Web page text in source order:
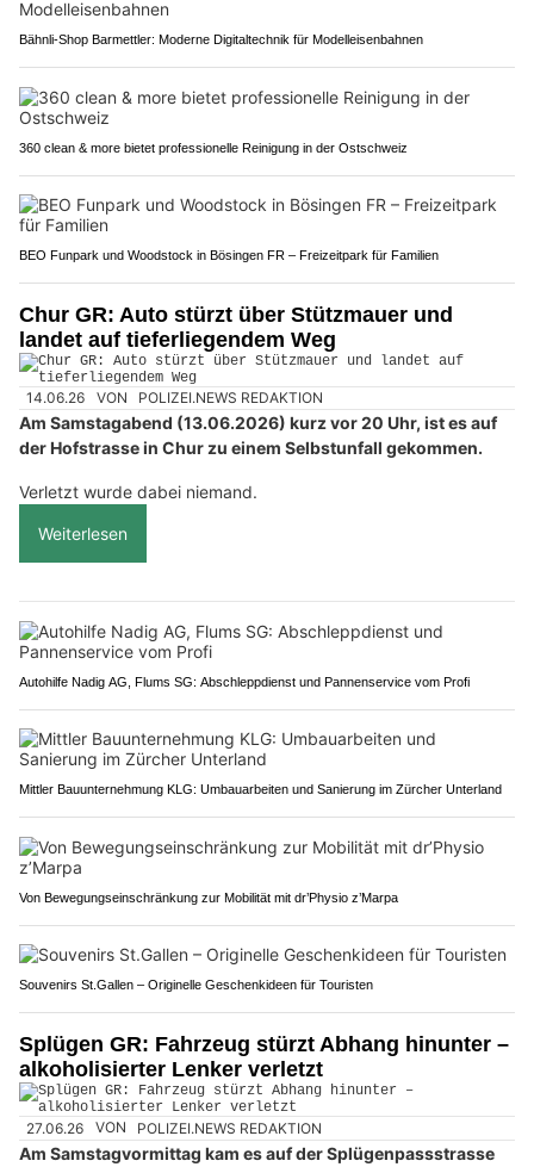
Bähnli-Shop Barmettler: Moderne Digitaltechnik für Modelleisenbahnen
360 clean & more bietet professionelle Reinigung in der Ostschweiz
BEO Funpark und Woodstock in Bösingen FR – Freizeitpark für Familien
Chur GR: Auto stürzt über Stützmauer und
landet auf tieferliegendem Weg
14.06.26 VON POLIZEI.NEWS REDAKTION
Am Samstagabend (13.06.2026) kurz vor 20 Uhr, ist es auf
der Hofstrasse in Chur zu einem Selbstunfall gekommen.
Verletzt wurde dabei niemand.
Weiterlesen
Autohilfe Nadig AG, Flums SG: Abschleppdienst und Pannenservice vom Profi
Mittler Bauunternehmung KLG: Umbauarbeiten und Sanierung im Zürcher Unterland
Von Bewegungseinschränkung zur Mobilität mit dr’Physio z’Marpa
Souvenirs St.Gallen – Originelle Geschenkideen für Touristen
Splügen GR: Fahrzeug stürzt Abhang hinunter –
alkoholisierter Lenker verletzt
27.06.26 VON POLIZEI.NEWS REDAKTION
Am Samstagvormittag kam es auf der Splügenpassstrasse